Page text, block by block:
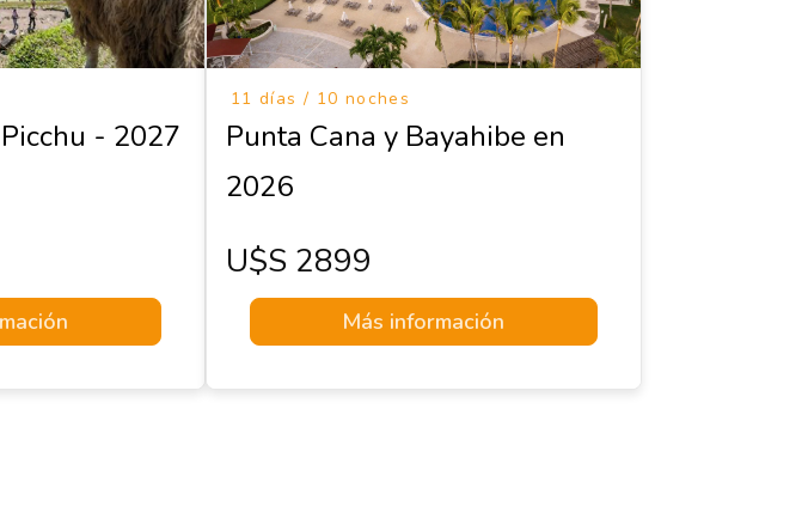
- 2027
11 días / 10 noches
Punta Cana y Bayahibe en
2026
U$s 2899
Más información